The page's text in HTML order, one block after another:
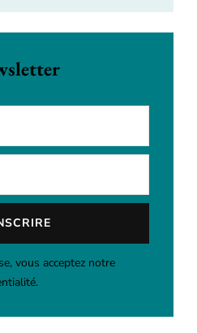
vous acceptez notre